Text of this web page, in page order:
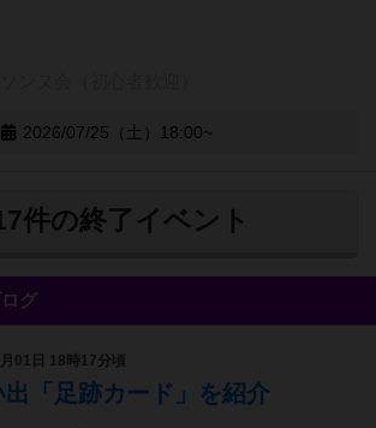
2026/07/25（土）18:00~
件の終了イベント
グ
01日 18時17分頃
「足跡カード」を紹介